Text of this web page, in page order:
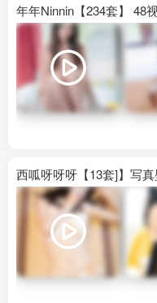
年年Ninnin【234套】 48